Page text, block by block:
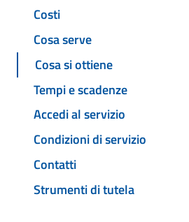
Costi
Cosa serve
Cosa si ottiene
Tempi e scadenze
Accedi al servizio
Condizioni di servizio
Contatti
Strumenti di tutela